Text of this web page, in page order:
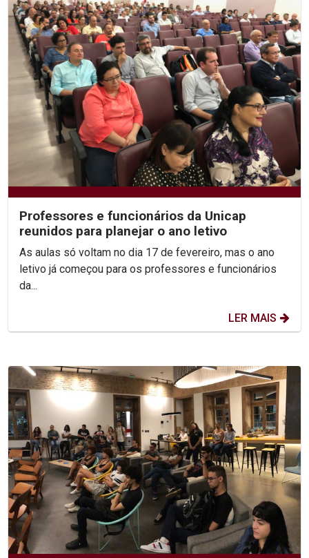
Professores e funcionários da Unicap
reunidos para planejar o ano letivo
As aulas só voltam no dia 17 de fevereiro, mas o ano
letivo já começou para os professores e funcionários
da...
LER MAIS